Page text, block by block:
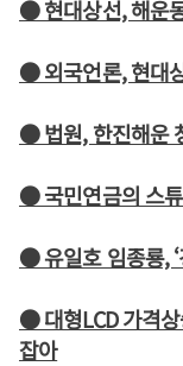
● 현대상선, 해운
● 외국언론, 현대
● 법원, 한진해운
● 국민연금의 스
● 유일호 임종룡,
● 대형LCD 가격상
잡아